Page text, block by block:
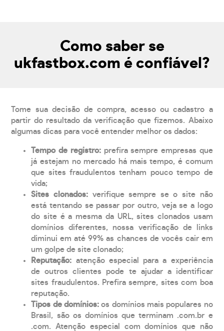
Como saber se
ukfastbox.com é confiável?
Tome sua decisão de compra, acesso ou cadastro a
partir do resultado da verificação que fizemos. Abaixo
algumas dicas para você entender melhor os dados:
Tempo de registro: prefira sempre empresas que
já estejam no mercado há mais tempo, é comum
que sites fraudulentos tenham pouco tempo de
vida;
Sites clonados: verifique sempre se o site não
está tentando se passar por outro, veja se a logo
do site é a mesma da URL, sites clonados usam
domínios diferentes, nossa verificação de links
diminui em até 99% as chances de vocês cair em
um golpe de site clonado;
Reputação: atenção especial para a experiência
de outros clientes pode te ajudar a identificar
sites fraudulentos. Prefira sempre, sites com boa
reputação.
Tipos de domínios:os domínios mais populares no
Brasil, são os domínios que terminam .com.br e
.com. Atenção especial com domínios que não